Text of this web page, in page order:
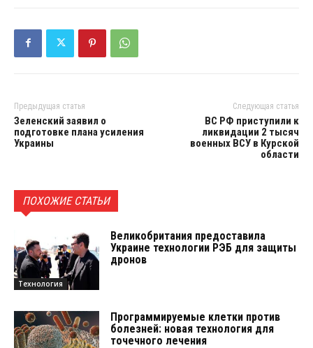
Предыдущая статья
Зеленский заявил о
подготовке плана усиления
Украины
Следующая статья
ВС РФ приступили к
ликвидации 2 тысяч
военных ВСУ в Курской
области
ПОХОЖИЕ СТАТЬИ
Технология
Великобритания предоставила
Украине технологии РЭБ для защиты
дронов
Программируемые клетки против
болезней: новая технология для
точечного лечения